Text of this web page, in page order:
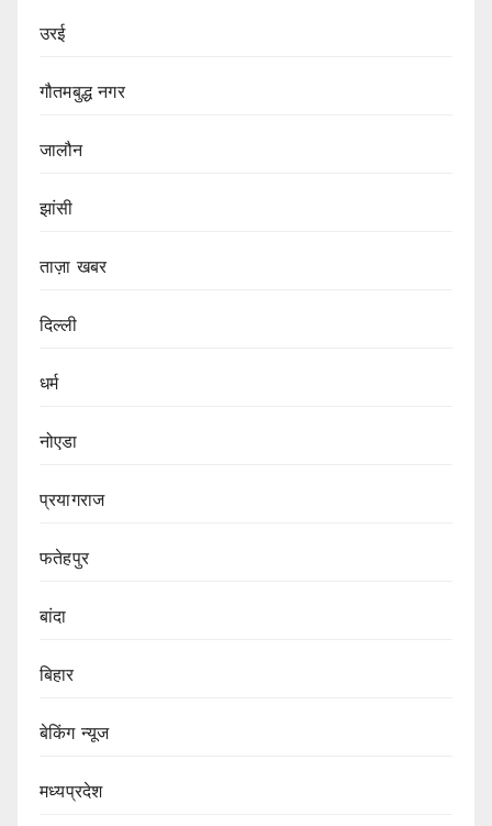
उरई
गौतमबुद्ध नगर
जालौन
झांसी
ताज़ा खबर
दिल्ली
धर्म
नोएडा
प्रयागराज
फतेहपुर
बांदा
बिहार
बेकिंग न्यूज
मध्यप्रदेश